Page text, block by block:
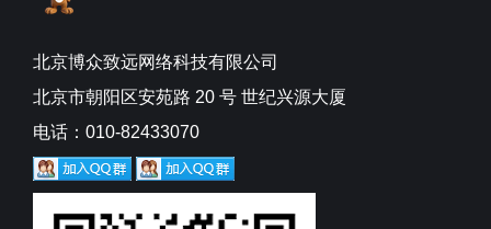
北京博众致远网络科技有限公司
北京市朝阳区安苑路 20 号 世纪兴源大厦
电话：010-82433070